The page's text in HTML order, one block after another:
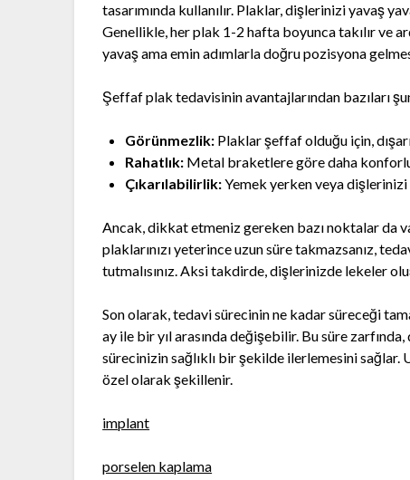
tasarımında kullanılır. Plaklar, dişlerinizi yavaş
Genellikle, her plak 1-2 hafta boyunca takılır ve
yavaş ama emin adımlarla doğru pozisyona
Şeffaf plak tedavisinin avantajlarından bazıları
Görünmezlik: Plaklar şeffaf olduğu için,
Rahatlık: Metal braketlere göre daha
Çıkarılabilirlik:Yemek yerken veya
Ancak, dikkat etmeniz gereken bazı noktalar da
plaklarınızı yeterince uzun süre takmazsanız,
tutmalısınız. Aksi takdirde, dişlerinizde lekeler
Son olarak, tedavi sürecinin ne kadar süreceği
ay ile bir yıl arasında değişebilir. Bu süre
sürecinizin sağlıklı bir şekilde ilerlemesini sağlar.
özel olarak şekillenir.
implant
porselen kaplama